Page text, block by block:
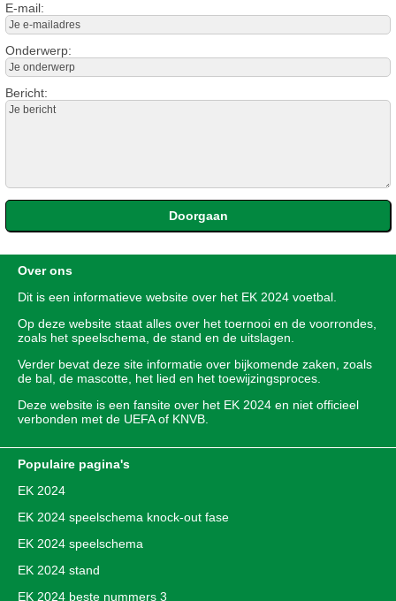
E-mail:
Onderwerp:
Bericht:
Over ons
Dit is een informatieve website over het EK 2024 voetbal.
Op deze website staat alles over het toernooi en de voorrondes,
zoals het speelschema, de stand en de uitslagen.
Verder bevat deze site informatie over bijkomende zaken, zoals
de bal, de mascotte, het lied en het toewijzingsproces.
Deze website is een fansite over het EK 2024 en niet officieel
verbonden met de UEFA of KNVB.
Populaire pagina's
EK 2024
EK 2024 speelschema knock-out fase
EK 2024 speelschema
EK 2024 stand
EK 2024 beste nummers 3